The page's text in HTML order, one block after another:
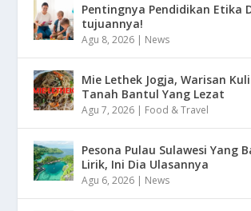
Pentingnya Pendidikan Etika
tujuannya!
Agu 8, 2026 | News
Mie Lethek Jogja, Warisan
Tanah Bantul Yang Lezat
Agu 7, 2026 | Food & Travel
Pesona Pulau Sulawesi Yang
Lirik, Ini Dia Ulasannya
Agu 6, 2026 | News